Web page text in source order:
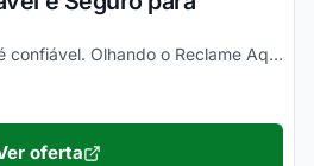
Sim, sem dúvidas WAZ é confiável. Olhando o Reclame Aqui WAZ e demais plataformas, você vai poder comprovar isso!
oferta